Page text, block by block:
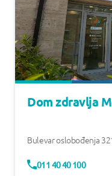
Dom zdravlja
Bulevar oslobođenja
011 40 40 100